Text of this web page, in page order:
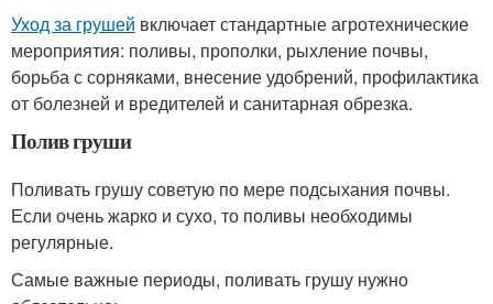
Уход за грушей включает стандартные агротехнические
мероприятия: поливы, прополки, рыхление почвы,
борьба с сорняками, внесение удобрений, профилактика
от болезней и вредителей и санитарная обрезка.
Полив груши
Поливать грушу советую по мере подсыхания почвы.
Если очень жарко и сухо, то поливы необходимы
регулярные.
Самые важные периоды, поливать грушу нужно